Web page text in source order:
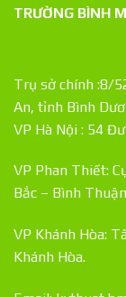
TRƯỜNG BÌNH
Trụ sở chính :8/
An, tỉnh Bình
VP Hà Nội : 54
VP Phan Thiết:
Bắc – Bình
VP Khánh Hòa:
Khánh Hòa.